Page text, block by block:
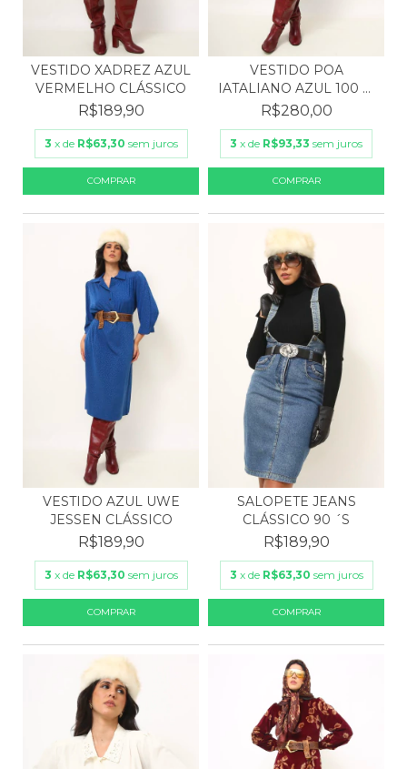
VESTIDO XADREZ AZUL
VERMELHO CLÁSSICO
R$189,90
3 x de R$63,30 sem juros
VESTIDO POA
IATALIANO AZUL 100 %
SEDA
R$280,00
3 x de R$93,33 sem juros
VESTIDO AZUL UWE
JESSEN CLÁSSICO
R$189,90
3 x de R$63,30 sem juros
SALOPETE JEANS
CLÁSSICO 90 ´S
R$189,90
3 x de R$63,30 sem juros